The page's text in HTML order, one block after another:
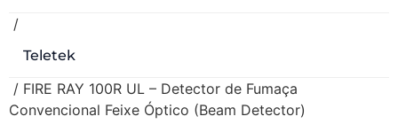
/
Teletek
/ FIRE RAY 100R UL – Detector de Fumaça
Convencional Feixe Óptico (Beam Detector)